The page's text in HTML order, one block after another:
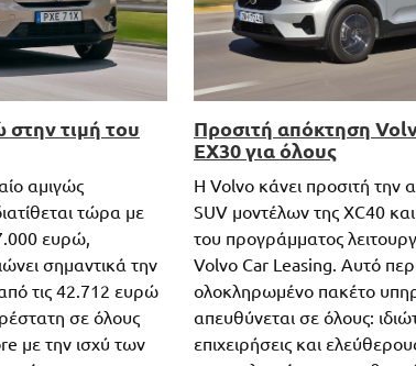
τιμή του
αμιγώς
τώρα με
ευρώ,
σημαντικά την
τις 42.712 ευρώ
σε όλους
με την ισχύ των
Προσιτή απόκτηση
EX30 για όλους
Η Volvo κάνει προσιτή την
SUV μοντέλων της XC40
του προγράμματος
Volvo Car Leasing. Αυτό
ολοκληρωμένο πακέτο
απευθύνεται σε όλους:
επιχειρήσεις και